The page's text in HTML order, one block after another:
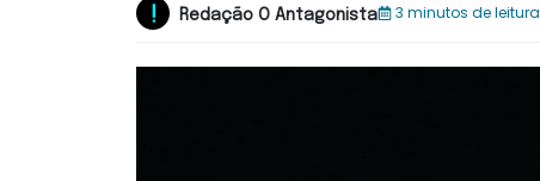
Redação O Antagonista 3 minutos de leitura